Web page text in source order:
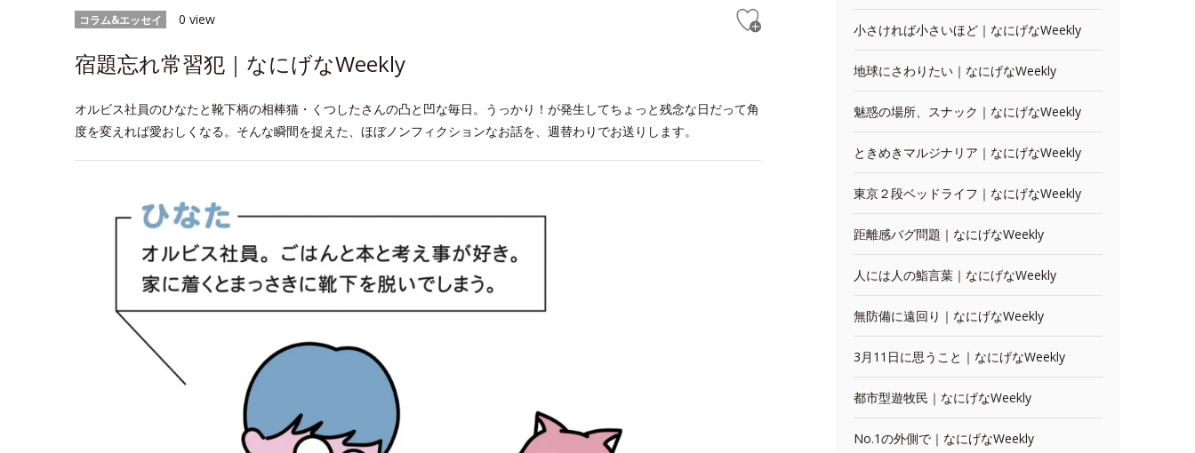
コラム&エッセイ 0 view
宿題忘れ常習犯｜なにげなWeekly
オルビス社員のひなたと靴下柄の相棒猫・くつしたさんの凸と凹な毎日。うっかり！が発生してちょっと残念な日だって角
度を変えれば愛おしくなる。そんな瞬間を捉えた、ほぼノンフィクションなお話を、週替わりでお送りします。
小さければ小さいほど｜なにげなWeekly
地球にさわりたい｜なにげなWeekly
魅惑の場所、スナック｜なにげなWeekly
ときめきマルジナリア｜なにげなWeekly
東京２段ベッドライフ｜なにげなWeekly
距離感バグ問題｜なにげなWeekly
人には人の鮨言葉｜なにげなWeekly
無防備に遠回り｜なにげなWeekly
3月11日に思うこと｜なにげなWeekly
都市型遊牧民｜なにげなWeekly
No.1の外側で｜なにげなWeekly